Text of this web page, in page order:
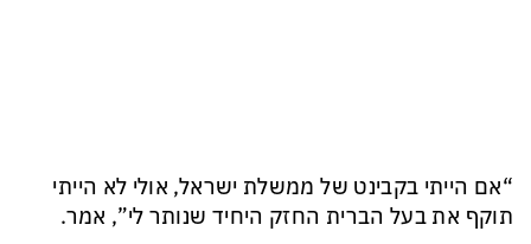
“אם הייתי בקבינט של ממשלת ישראל, אולי לא הייתי
תוקף את בעל הברית החזק היחיד שנותר לי”, אמר.